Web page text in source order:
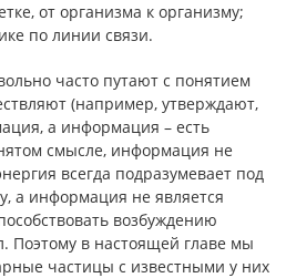
от организма к организму;
по линии связи.
часто путают с понятием
(например, утверждают,
а информация – есть
смысле, информация не
всегда подразумевает под
а информация не является
возбуждению
Поэтому в настоящей главе мы
частицы с известными у них